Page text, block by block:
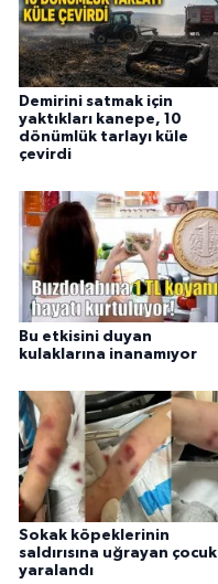
Demirini satmak için
yaktıkları kanepe, 10
dönümlük tarlayı küle
çevirdi
Bu etkisini duyan
kulaklarına inanamıyor
Sokak köpeklerinin
saldırısına uğrayan çocuk
yaralandı